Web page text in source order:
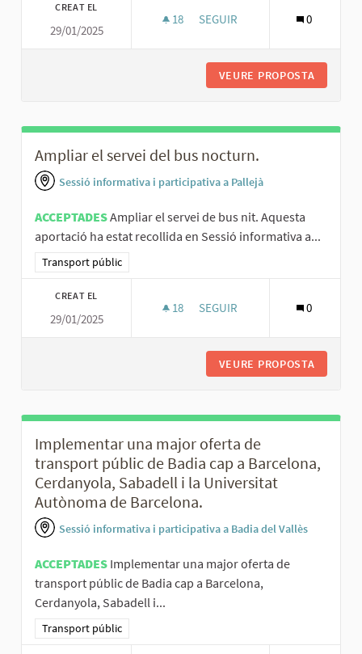
CREAT EL
29/01/2025
18 18 SEGUIDORES
SEGUIR 0
VEURE PROPOSTA
Ampliar el servei del bus nocturn.
Sessió informativa i participativa a Pallejà
ACCEPTADESAmpliar el servei de bus nit. Aquesta
aportació ha estat recollida en Sessió informativa a...
Resultats al filtrar per la categoria: Transport públic
Transport públic
CREAT EL
29/01/2025
18 18 SEGUIDORES
SEGUIR 0
VEURE PROPOSTA
Implementar una major oferta de
transport públic de Badia cap a Barcelona,
Cerdanyola, Sabadell i la Universitat
Autònoma de Barcelona.
Sessió informativa i participativa a Badia del Vallès
ACCEPTADES Implementar una major oferta de
transport públic de Badia cap a Barcelona,
Cerdanyola, Sabadell i...
Resultats al filtrar per la categoria: Transport públic
Transport públic